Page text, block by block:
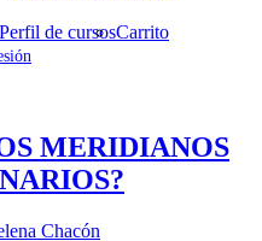
Perfil de cursosCarrito
MERIDIANOS
Chacón